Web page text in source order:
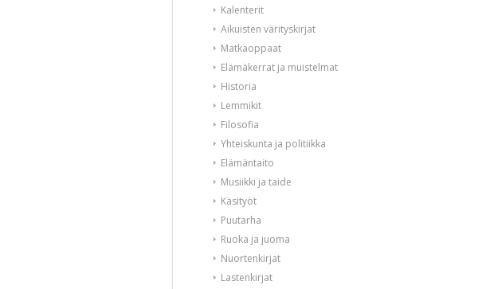
Kalenterit
Aikuisten värityskirjat
Matkaoppaat
Elämäkerrat ja muistelmat
Historia
Lemmikit
Filosofia
Yhteiskunta ja politiikka
Elämäntaito
Musiikki ja taide
Käsityöt
Puutarha
Ruoka ja juoma
Nuortenkirjat
Lastenkirjat